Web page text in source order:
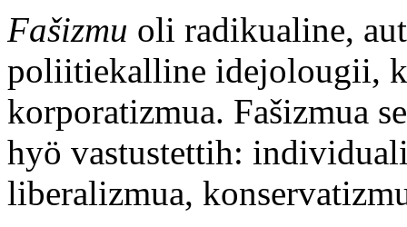
Fašizmu oli radikualine,
poliitiekalline idejolougii,
korporatizmua. Fašizmua
hyö vastustettih:
liberalizmua,